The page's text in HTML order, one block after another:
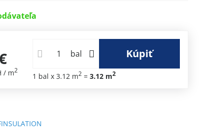
/ m2
bal Kúpiť
1 balx 3.12 m2 =3.12 m2